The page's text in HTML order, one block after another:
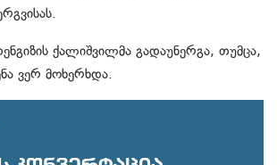
ქალიშვილმა გადაუნერგა, თუმცა,
ვერ მოხერხდა.